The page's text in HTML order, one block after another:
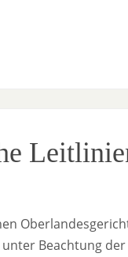
Beachtung